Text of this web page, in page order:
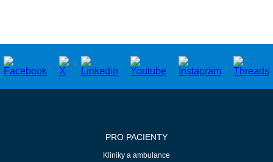
PRO PACIENTY
Kliniky a ambulance